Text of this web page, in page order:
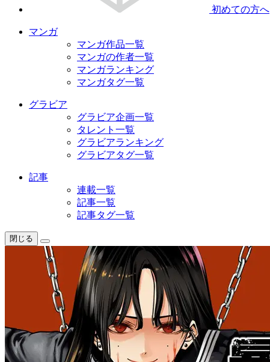
初めての方へ
マンガ
マンガ作品一覧
マンガの作者一覧
マンガランキング
マンガタグ一覧
グラビア
グラビア企画一覧
タレント一覧
グラビアランキング
グラビアタグ一覧
記事
連載一覧
記事一覧
記事タグ一覧
閉じる